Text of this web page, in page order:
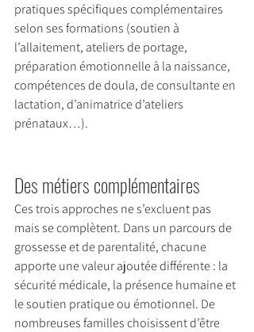
pratiques spécifiques complémentaires
selon ses formations (soutien à
l’allaitement, ateliers de portage,
préparation émotionnelle à la naissance,
compétences de doula, de consultante en
lactation, d’animatrice d’ateliers
prénataux…).
Des métiers complémentaires
Ces trois approches ne s’excluent pas
mais se complètent. Dans un parcours de
grossesse et de parentalité, chacune
apporte une valeur ajoutée différente : la
sécurité médicale, la présence humaine et
le soutien pratique ou émotionnel. De
nombreuses familles choisissent d’être